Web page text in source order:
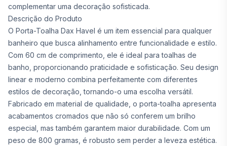
complementar uma decoração sofisticada.
Descrição do Produto
O Porta-Toalha Dax Havel é um item essencial para qualquer
banheiro que busca alinhamento entre funcionalidade e estilo.
Com 60 cm de comprimento, ele é ideal para toalhas de
banho, proporcionando praticidade e sofisticação. Seu design
linear e moderno combina perfeitamente com diferentes
estilos de decoração, tornando-o uma escolha versátil.
Fabricado em material de qualidade, o porta-toalha apresenta
acabamentos cromados que não só conferem um brilho
especial, mas também garantem maior durabilidade. Com um
peso de 800 gramas, é robusto sem perder a leveza estética.